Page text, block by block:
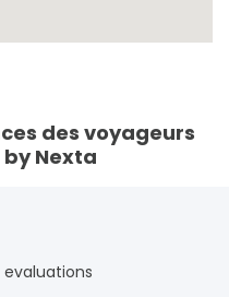
des voyageurs
Nexta
evaluations